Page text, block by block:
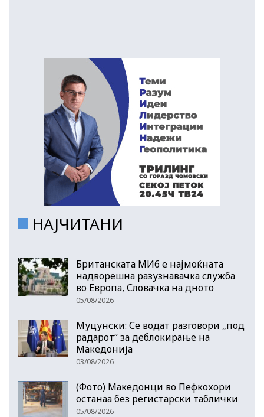
НАЈЧИТАНИ
Британската МИ6 е најмоќната
надворешна разузнавачка служба
во Европа, Словачка на дното
05/08/2026
Муцунски: Се водат разговори „под
радарот“ за деблокирање на
Македонија
03/08/2026
(Фото) Македонци во Пефкохори
останаа без регистарски таблички
05/08/2026